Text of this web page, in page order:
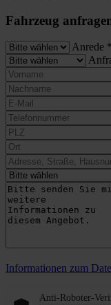
Fahrzeug
Anrede *
Informationen zum
Anti-Roboter-